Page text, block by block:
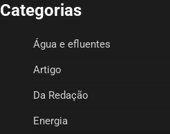
Categorias
Água e efluentes
Artigo
Da Redação
Energia